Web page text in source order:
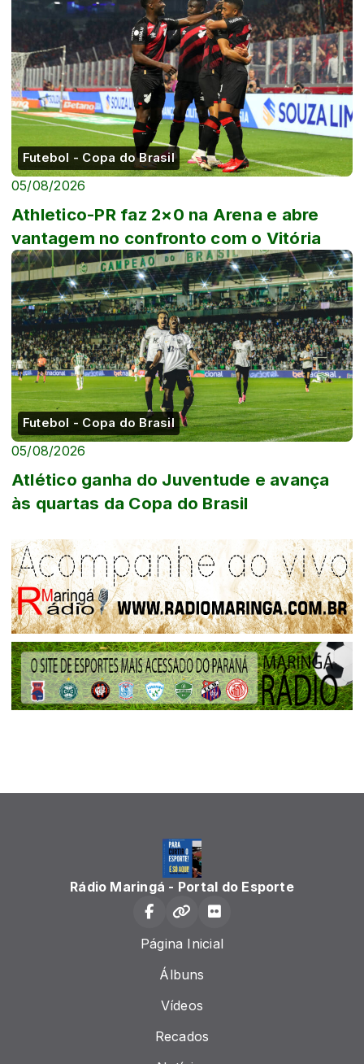
Futebol - Copa do Brasil
05/08/2026
Athletico-PR faz 2×0 na Arena e abre
vantagem no confronto com o Vitória
Futebol - Copa do Brasil
05/08/2026
Atlético ganha do Juventude e avança
às quartas da Copa do Brasil
Rádio Maringá - Portal do Esporte
Página Inicial
Álbuns
Vídeos
Recados